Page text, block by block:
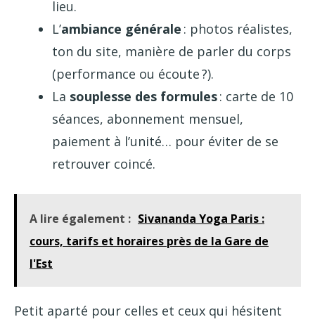
lieu.
L’ambiance générale : photos réalistes,
ton du site, manière de parler du corps
(performance ou écoute ?).
La souplesse des formules: carte de 10
séances, abonnement mensuel,
paiement à l’unité… pour éviter de se
retrouver coincé.
A lire également : Sivananda Yoga Paris :
cours, tarifs et horaires près de la Gare de
l'Est
Petit aparté pour celles et ceux qui hésitent